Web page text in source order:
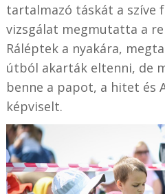
tartalmazó táskát a szíve
vizsgálat megmutatta a
Ráléptek a nyakára,
útból akarták eltenni, de
benne a papot, a hitet és
képviselt.